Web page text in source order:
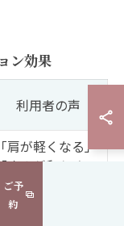
ン効果
利用者の声
「肩が軽くなる」
痛みが和らぐ」
施術後は気分が
ご予
約